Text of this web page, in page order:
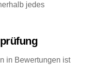
jedes
in Bewertungen ist